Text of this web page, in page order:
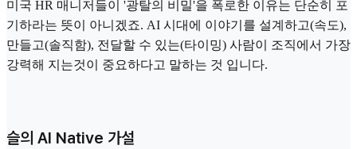
미국 HR 매니저들이 '광탈의 비밀'을 폭로한 이유는 단순히 포
기하라는 뜻이 아니겠죠. AI 시대에 이야기를 설계하고(속도),
만들고(솔직함), 전달할 수 있는(타이밍) 사람이 조직에서 가장
강력해 지는것이 중요하다고 말하는 것 입니다.
슬의 AI Native 가설